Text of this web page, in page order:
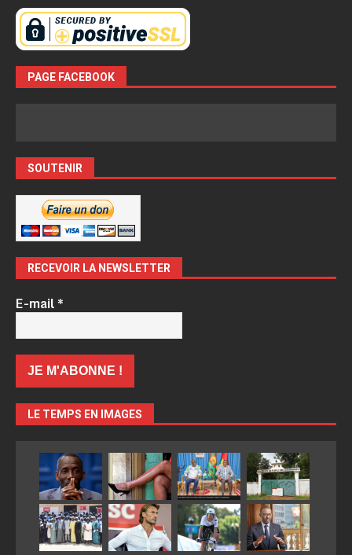
PAGE FACEBOOK
SOUTENIR
RECEVOIR LA NEWSLETTER
E-mail*
LE TEMPS EN IMAGES